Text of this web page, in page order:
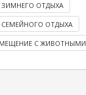
ЗИМНЕГО ОТДЫХА
СЕМЕЙНОГО ОТДЫХА
С ЖИВОТНЫМИ